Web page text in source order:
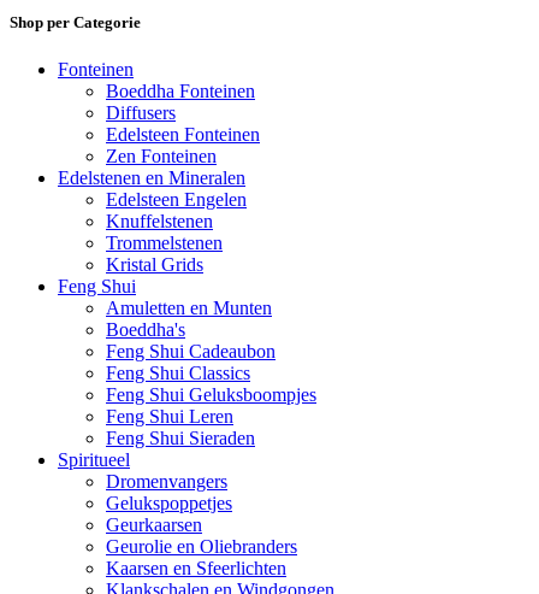
Shop per Categorie
Fonteinen
Boeddha Fonteinen
Diffusers
Edelsteen Fonteinen
Zen Fonteinen
Edelstenen en Mineralen
Edelsteen Engelen
Knuffelstenen
Trommelstenen
Kristal Grids
Feng Shui
Amuletten en Munten
Boeddha's
Feng Shui Cadeaubon
Feng Shui Classics
Feng Shui Geluksboompjes
Feng Shui Leren
Feng Shui Sieraden
Spiritueel
Dromenvangers
Gelukspoppetjes
Geurkaarsen
Geurolie en Oliebranders
Kaarsen en Sfeerlichten
Klankschalen en Windgongen